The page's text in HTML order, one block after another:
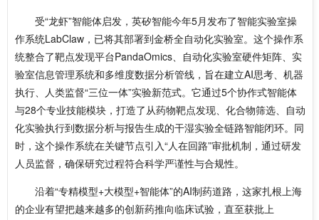
受“龙虾”智能体启发，英矽智能今年5月发布了智能实验室操
作系统LabClaw，已将其部署到金桥全自动化实验室。这个操作系
统整合了靶点发现平台PandaOmics、自动化实验室硬件矩阵、实
验室信息管理系统和多维度数据分析管线，旨在建立AI思考、机器
执行、人类监督“三位一体”实验新范式。它通过5个协作式智能体
与28个专业技能模块，打造了从药物靶点发现、化合物筛选、自动
化实验执行到数据分析与报告生成的干湿实验全链路智能闭环。同
时，这个操作系统在关键节点引入“人在回路”审批机制，通过研发
人员监督，确保研究过程符合科学严谨性与合规性。
沿着“专精模型+大模型+智能体”的AI制药道路，这家扎根上海
的企业有望把越来越多的创新药推向临床试验，直至获批上